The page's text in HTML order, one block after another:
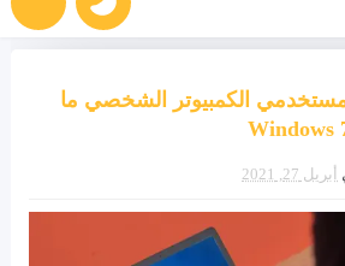
الكمبيوتر الشخصي ما
أبريل 27, 2021